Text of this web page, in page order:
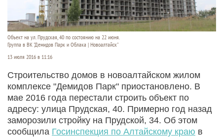
Объект на ул. Прудская, 40 по состоянию на 22 июня.
Группа в ВК "Демидов Парк и Облака | Новоалтайск"
13 июля 2016 в 11:16
Строительство домов в новоалтайском жилом
комплексе "Демидов Парк" приостановлено. В
мае 2016 года перестали строить объект по
адресу: улица Прудская, 40. Примерно год назад
заморозили стройку на Прудской, 34. Об этом
сообщила Госинспекция по Алтайскому краю в